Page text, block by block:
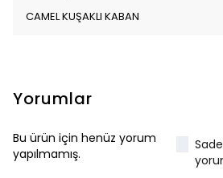
CAMEL KUŞAKLI KABAN
Yorumlar
Bu ürün için henüz yorum
yapılmamış.